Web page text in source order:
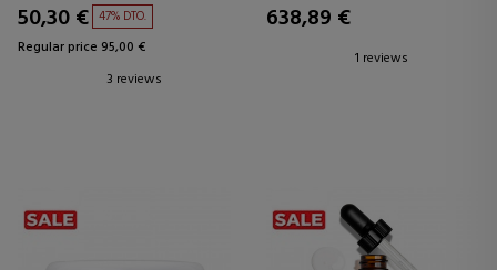
50,30 € 47% DTO.
Regular price 95,00 €
3 reviews
638,89 €
1 reviews